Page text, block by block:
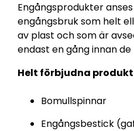
Engångsprodukter
engångsbruk som helt
av plast och som är
endast en gång innan
Helt förbjudna
Bomullspinnar
Engångsbestick